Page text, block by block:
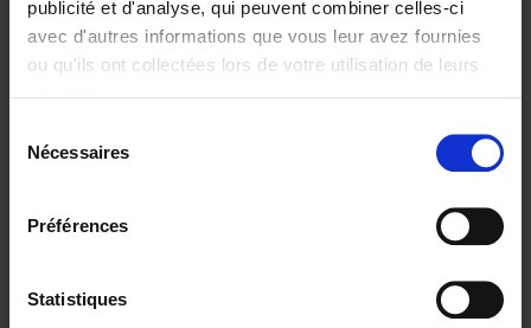
publicité et d'analyse, qui peuvent combiner celles-ci
avec d'autres informations que vous leur avez fournies
ou qu'ils ont collectées lors de votre utilisation de leurs
Nécessaires
Préférences
Statistiques
Digital marketing like a PRO -
completely revised edition (EN)